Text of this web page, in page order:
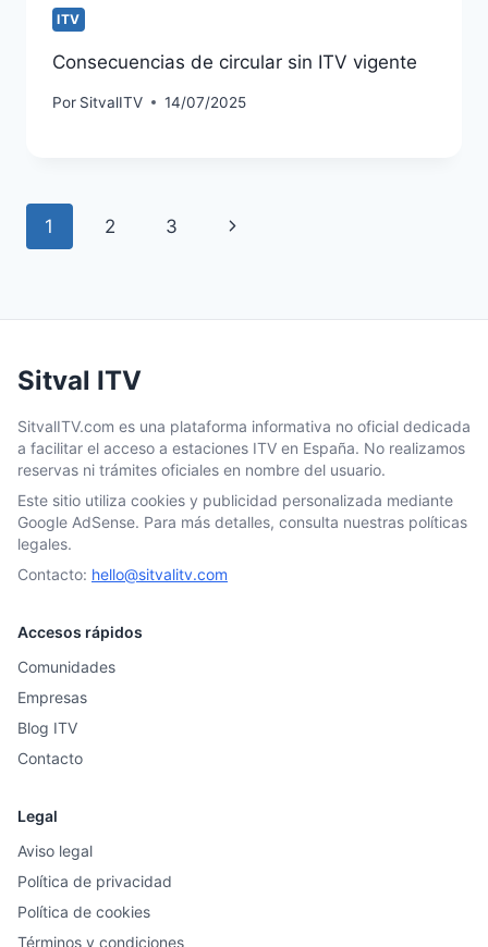
ITV
Consecuencias de circular sin ITV vigente
Por SitvalITV 14/07/2025
Navegación
de
1 2 3
Siguiente
Sitval ITV
SitvalITV.com es una plataforma informativa no oficial dedicada
a facilitar el acceso a estaciones ITV en España. No realizamos
reservas ni trámites oficiales en nombre del usuario.
Este sitio utiliza cookies y publicidad personalizada mediante
Google AdSense. Para más detalles, consulta nuestras políticas
legales.
Contacto: hello@sitvalitv.com
Accesos rápidos
Comunidades
Empresas
Blog ITV
Contacto
Legal
Aviso legal
Política de privacidad
Política de cookies
Términos y condiciones